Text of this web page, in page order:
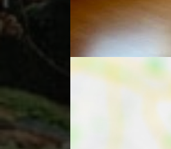
Bus Commerce